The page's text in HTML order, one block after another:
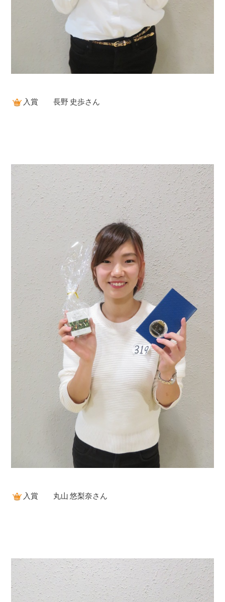
入賞 長野 史歩さん
入賞 丸山 悠梨奈さん